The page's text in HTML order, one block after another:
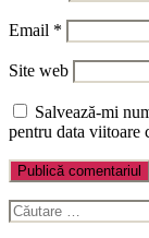
Email *
Site web
Salvează-mi
pentru data viitoare
Caută
după: